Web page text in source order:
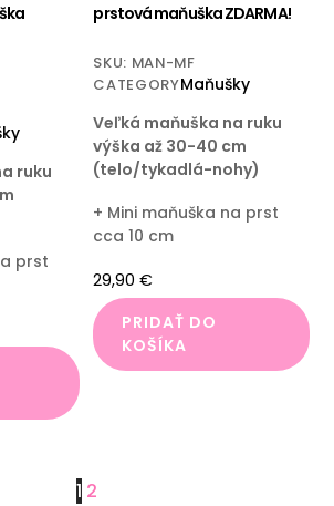
ruku
prst
prstová maňuška ZDARMA!
SKU: MAN-MF
CATEGORYMaňušky
Veľká maňuška na ruku
výška až 30-40 cm
(telo/tykadlá-nohy)
+ Mini maňuška na prst
cca 10 cm
29,90€
PRIDAŤ DO
KOŠÍKA
1 2